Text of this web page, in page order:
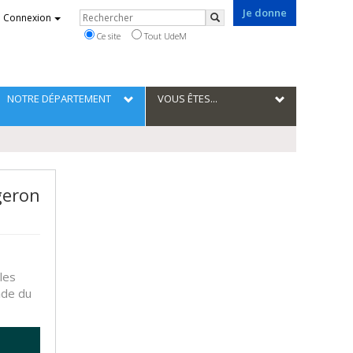
Je donne
Connexion Rechercher
Rechercher
Ce site Tout UdeM
NOTRE DÉPARTEMENT VOUS ÊTES...
du